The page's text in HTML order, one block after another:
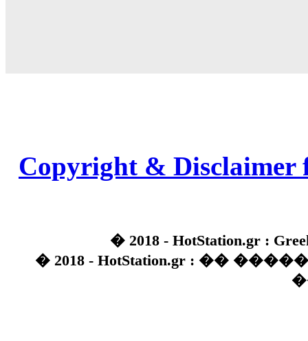
Copyright & Disclaimer
� 2018 - HotStation.gr :
� 2018 - HotStation.gr : ��